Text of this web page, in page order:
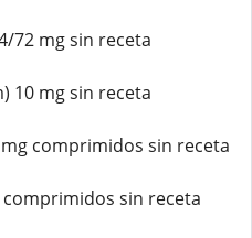
72 mg sin receta
10 mg sin receta
comprimidos sin receta
sin receta